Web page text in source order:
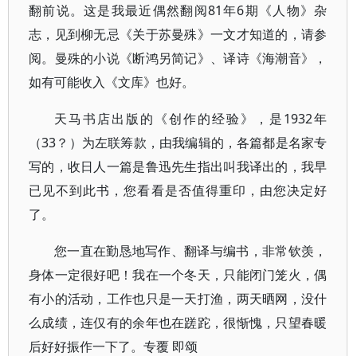
翻前说。这是我最近偶然翻阅81年6期《人物》杂
志，见到柳无忌《关于苏曼殊》一文才知道的，请参
阅。曼殊的小说《断鸿另简记》、译诗《海潮音》，
如有可能收入《文库》也好。
天马书店出版的《创作的经验》，是1932年
（33？）为左联筹款，由我编辑的，各篇都是名家专
写的，收日人一篇是鲁迅先生指出叫我译出的，我早
已见不到此书，您看看是否值得重印，由您决定好
了。
您一直在勤恳地写作、翻译与编书，非常钦羡，
身体一定很好吧！我在一个冬天，只能闭门笼火，偶
有小的活动，工作也只是一天打渔，两天晒网，没什
么成绩，连仅有的余年也在蹉跎，很惭愧，只望春暖
后好好振作一下了。专覆 即颂